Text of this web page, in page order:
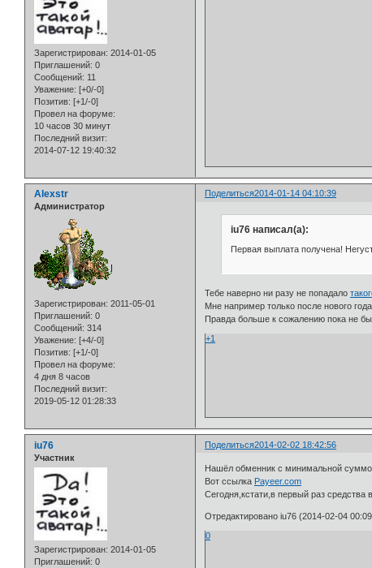
Зарегистрирован: 2014-01-05
Приглашений: 0
Сообщений: 11
Уважение: [+0/-0]
Позитив: [+1/-0]
Провел на форуме:
10 часов 30 минут
Последний визит:
2014-07-12 19:40:32
Поделиться2014-01-14 04:10:39
Alexstr
Администратор
Зарегистрирован: 2011-05-01
Приглашений: 0
Сообщений: 314
Уважение: [+4/-0]
Позитив: [+1/-0]
Провел на форуме:
4 дня 8 часов
Последний визит:
2019-05-12 01:28:33
iu76 написал(а):
Первая выплата получена!
Тебе наверно ни разу не попадало
Мне например только после нового
Правда больше к сожалению пока не
+1
Поделиться2014-02-02 18:42:56
iu76
Участник
Зарегистрирован: 2014-01-05
Приглашений: 0
Нашёл обменник с минимальной
Вот ссылка Payeer.com
Сегодня,кстати,в первый раз средства
Отредактировано iu76 (2014-02-04
0